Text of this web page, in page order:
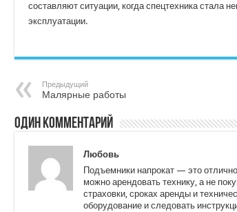
составляют ситуации, когда спецтехника стала
эксплуатации.
Предыдущий
Малярные работы
Один комментарий
Любовь
Подъемники напрокат — это
можно арендовать технику, а не
страховки, сроках аренды и
оборудование и следовать